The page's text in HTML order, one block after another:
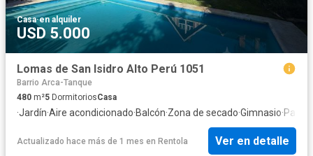
Casa·en alquiler
USD 5.000
Lomas de San Isidro Alto Perú 1051
Barrio Arca-Tanque
480 m²5 DormitoriosCasa
·Jardín·Aire acondicionado·Balcón·Zona de secado·Gimnasio·
Actualizado hace más de 1 mes en Rentola Ver en detalle